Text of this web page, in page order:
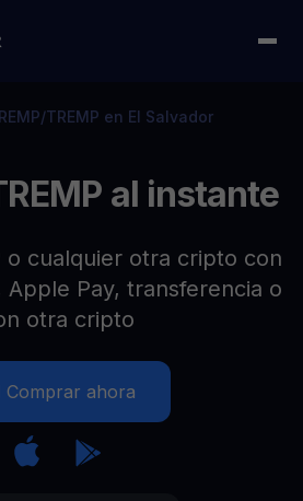
/TREMP en El Salvador
al instante
o cualquier otra cripto con
Pay, transferencia o
otra cripto
Comprar ahora